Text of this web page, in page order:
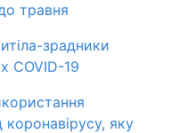
травня
зрадники
COVID-19
коронавірусу, яку